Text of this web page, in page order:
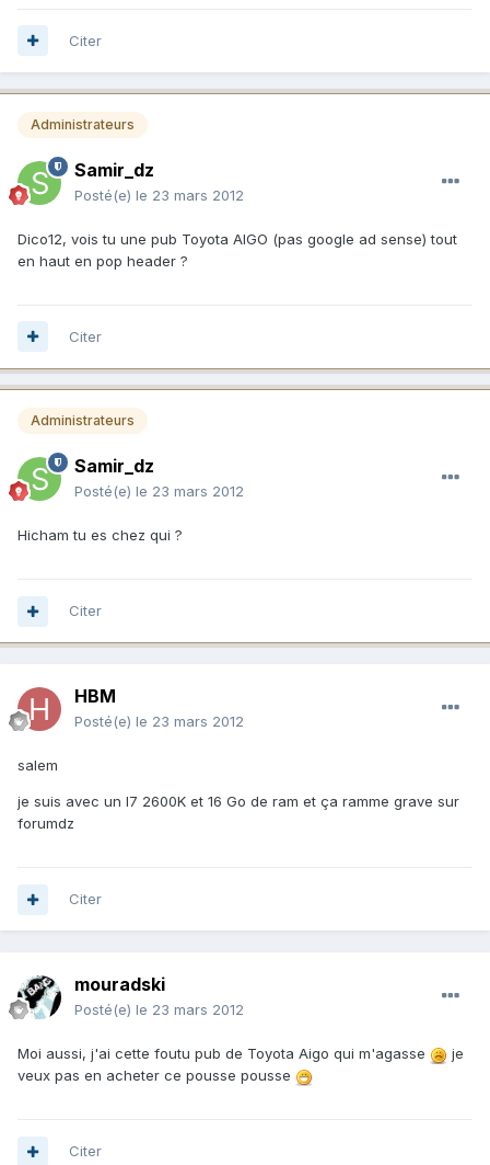
Citer
Administrateurs
Samir_dz
Posté(e) le 23 mars 2012
Dico12, vois tu une pub Toyota AIGO (pas google ad sense) tout
en haut en pop header ?
Citer
Administrateurs
Samir_dz
Posté(e) le 23 mars 2012
Hicham tu es chez qui ?
Citer
HBM
Posté(e) le 23 mars 2012
salem
je suis avec un I7 2600K et 16 Go de ram et ça ramme grave sur
forumdz
Citer
mouradski
Posté(e) le 23 mars 2012
Moi aussi, j'ai cette foutu pub de Toyota Aigo qui m'agasse
je
veux pas en acheter ce pousse pousse
Citer